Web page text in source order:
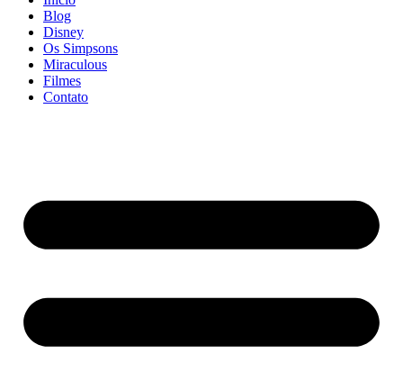
Blog
Disney
Os Simpsons
Miraculous
Filmes
Contato